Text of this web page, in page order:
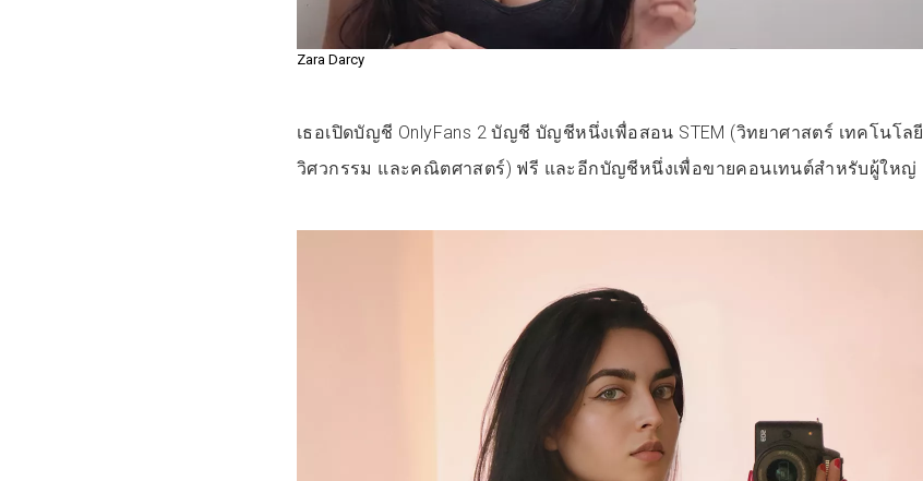
Zara Darcy
เธอเปิดบัญชี OnlyFans 2 บัญชี บัญชีหนึ่งเพื่อสอน STEM (วิทยาศาสตร์ เทคโนโลยี
วิศวกรรม และคณิตศาสตร์) ฟรี และอีกบัญชีหนึ่งเพื่อขายคอนเทนต์สำหรับผู้ใหญ่